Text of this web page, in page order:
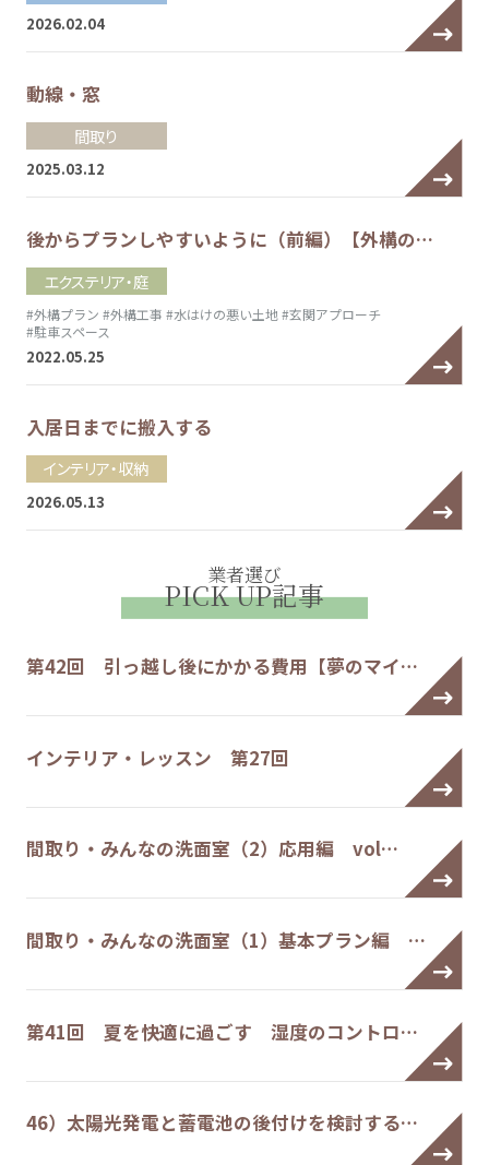
2026.02.04
動線・窓
間取り
2025.03.12
後からプランしやすいように（前編）【外構の…
エクステリア・庭
#外構プラン #外構工事 #水はけの悪い土地#玄関アプローチ
#駐車スペース
2022.05.25
入居日までに搬入する
インテリア・収納
2026.05.13
業者選び
PICK UP記事
第42回 引っ越し後にかかる費用【夢のマイ…
インテリア・レッスン 第27回
間取り・みんなの洗面室（2）応用編 vol…
間取り・みんなの洗面室（1）基本プラン編 …
第41回 夏を快適に過ごす 湿度のコントロ…
46）太陽光発電と蓄電池の後付けを検討する…